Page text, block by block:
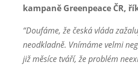
kampaně Greenpeace ČR,
“Doufáme, že česká vláda
neodkladně. Vnímáme velmi
již měsíce tváří, že problém